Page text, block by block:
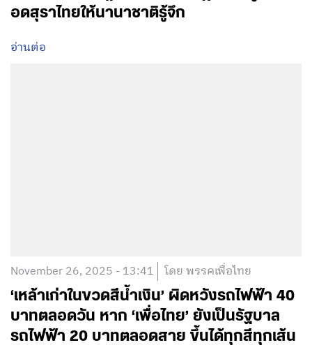
อดสุราไทยให้นานาชาติรู้จึก
อ่านต่อ
November 26, 2025 - 13:41 โดย พรรคเพื่อไทย
‘เหล้าเก่าในขวดสีน้ำเงิน’ ผิดหวังรถไฟฟ้า 40
บาทตลอดวัน หาก ‘เพื่อไทย’ ยังเป็นรัฐบาล
รถไฟฟ้า 20 บาทตลอดสาย ขึ้นได้ทุกสีทุกเส้น